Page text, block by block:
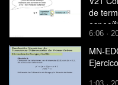
de
6:06 ·
MN-